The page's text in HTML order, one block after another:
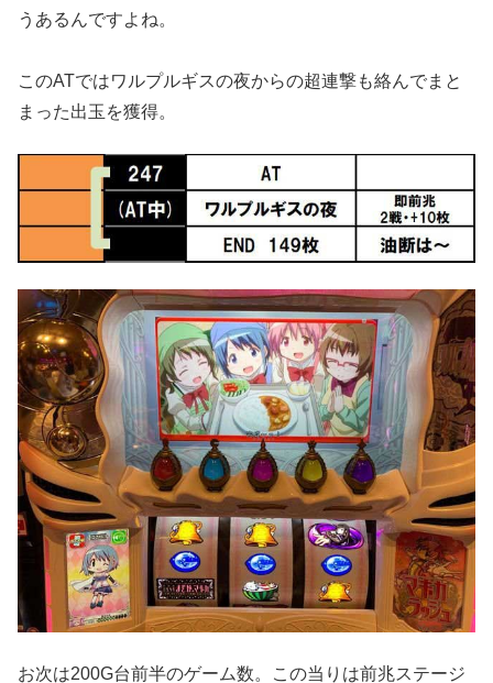
うあるんですよね。
このATではワルプルギスの夜からの超連撃も絡んでまと
まった出玉を獲得。
お次は200G台前半のゲーム数。この当りは前兆ステージ